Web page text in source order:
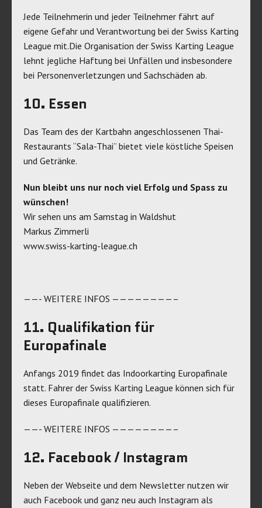
Jede Teilnehmerin und jeder Teilnehmer fährt auf
eigene Gefahr und Verantwortung bei der Swiss Karting
League mit.Die Organisation der Swiss Karting League
lehnt jegliche Haftung bei Unfällen und insbesondere
bei Personenverletzungen und Sachschäden ab.
10. Essen
Das Team des der Kartbahn angeschlossenen Thai-
Restaurants “Sala-Thai” bietet viele köstliche Speisen
und Getränke.
Nun bleibt uns nur noch viel Erfolg und Spass zu
wünschen!
Wir sehen uns am Samstag in Waldshut
Markus Zimmerli
www.swiss-karting-league.ch
——- WEITERE INFOS ————————–
11. Qualifikation für
Europafinale
Anfangs 2019 findet das Indoorkarting Europafinale
statt. Fahrer der Swiss Karting League können sich für
dieses Europafinale qualifizieren.
——- WEITERE INFOS ————————–
12. Facebook / Instagram
Neben der Webseite und dem Newsletter nutzen wir
auch Facebook und ganz neu auch Instagram als